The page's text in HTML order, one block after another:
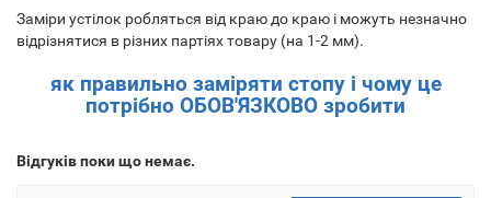
Заміри устілок робляться від краю до краю і можуть незначно
відрізнятися в різних партіях товару (на 1-2 мм).
як правильно заміряти стопу і чому це
потрібно ОБОВ'ЯЗКОВО зробити
Відгуків поки що немає.